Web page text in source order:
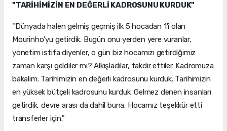
"TARİHİMİZİN EN DEĞERLİ KADROSUNU KURDUK"
"Dünyada halen gelmiş geçmiş ilk 5 hocadan 1'i olan
Mourinho'yu getirdik. Bugün onu yerden yere vuranlar,
yönetim istifa diyenler, o gün biz hocamızı getirdiğimiz
zaman karşı geldiler mi? Alkışladılar, takdir ettiler. Kadromuza
bakalım. Tarihimizin en değerli kadrosunu kurduk. Tarihimizin
en yüksek bütçeli kadrosunu kurduk. Gelmez denen insanları
getirdik, devre arası da dahil buna. Hocamız teşekkür etti
transferler için."